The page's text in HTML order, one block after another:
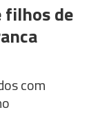
filhos de
com